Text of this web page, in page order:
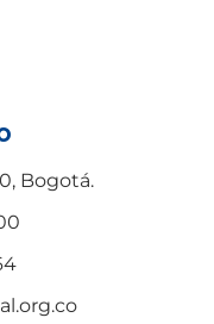
Bogotá.